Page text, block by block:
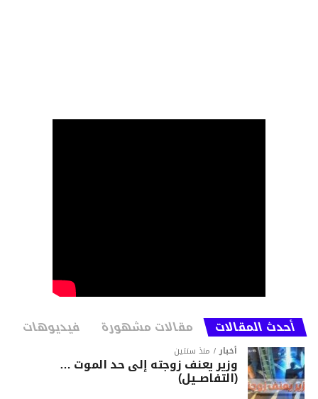
أحدث المقالات مقالات مشهورة فيديوهات
أخبار منذ سنتين
وزير يعنف زوجته إلى حد الموت …
(التفاصــيل)